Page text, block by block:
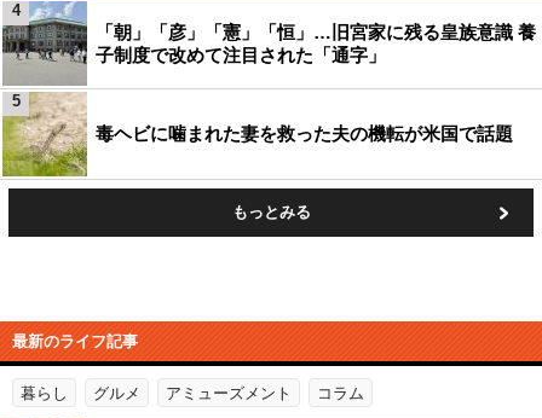
「朝」「彦」「憲」「恒」…旧宮家に残る皇族意識 養
子制度で改めて注目された「通字」
4
毒ヘビに噛まれた妻を救った夫の機転が米国で話題
5
もっとみる
最新のライフ記事
暮らし グルメ アミューズメント コラム